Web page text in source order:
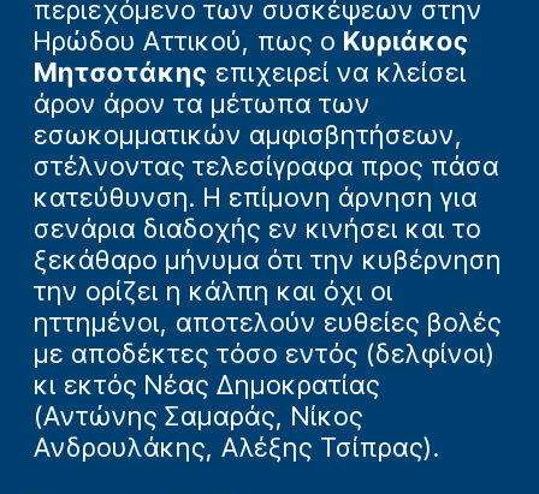
περιεχόμενο των συσκέψεων στην
Ηρώδου Αττικού, πως ο Κυριάκος
Μητσοτάκης επιχειρεί να κλείσει
άρον άρον τα μέτωπα των
εσωκομματικών αμφισβητήσεων,
στέλνοντας τελεσίγραφα προς πάσα
κατεύθυνση. Η επίμονη άρνηση για
σενάρια διαδοχής εν κινήσει και το
ξεκάθαρο μήνυμα ότι την κυβέρνηση
την ορίζει η κάλπη και όχι οι
ηττημένοι, αποτελούν ευθείες βολές
με αποδέκτες τόσο εντός (δελφίνοι)
κι εκτός Νέας Δημοκρατίας
(Αντώνης Σαμαράς, Νίκος
Ανδρουλάκης, Αλέξης Τσίπρας).